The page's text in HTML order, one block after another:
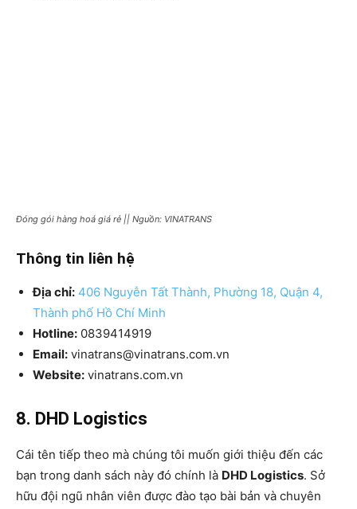
Đóng gói hàng hoá giá rẻ || Nguồn: VINATRANS
Thông tin liên hệ
Địa chỉ: 406 Nguyễn Tất Thành, Phường 18, Quận 4,
Thành phố Hồ Chí Minh
Hotline: 0839414919
Email: vinatrans@vinatrans.com.vn
Website: vinatrans.com.vn
8. DHD Logistics
Cái tên tiếp theo mà chúng tôi muốn giới thiệu đến các
bạn trong danh sách này đó chính là DHD Logistics. Sở
hữu đội ngũ nhân viên được đào tạo bài bản và chuyên